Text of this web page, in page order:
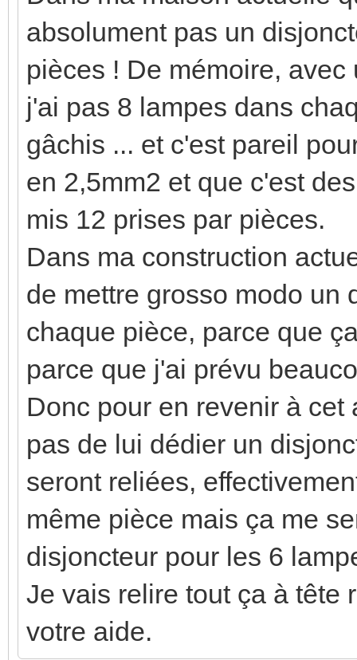
absolument pas un
pièces ! De mémoire,
j'ai pas 8 lampes dans
gâchis ... et c'est pareil
en 2,5mm2 et que c'est
mis 12 prises par pièces.
Dans ma construction
de mettre grosso modo un
chaque pièce, parce que
parce que j'ai prévu
Donc pour en revenir à
pas de lui dédier un
seront reliées,
même pièce mais ça me
disjoncteur pour les 6
Je vais relire tout ça à tête
votre aide.